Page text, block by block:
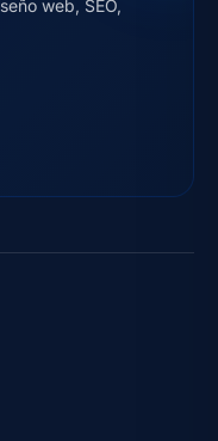
web, SEO,